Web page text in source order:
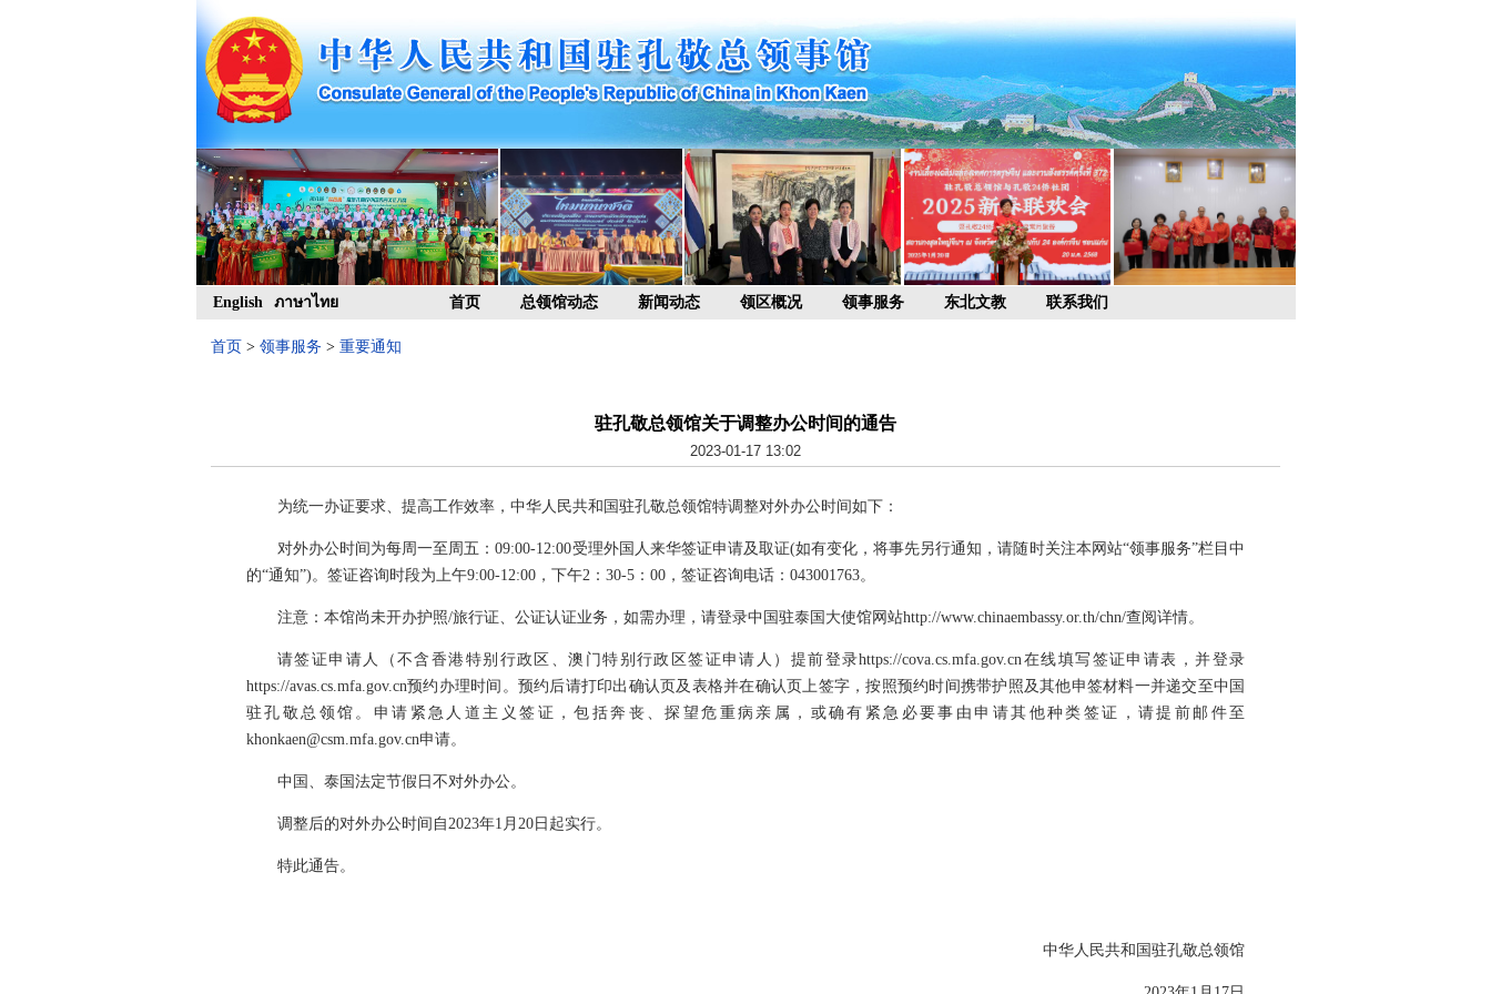
English ภาษาไทย 首页 总领馆动态 新闻动态 领区概况 领事服务 东北文教 联系我们
首页 > 领事服务 > 重要通知
驻孔敬总领馆关于调整办公时间的通告
2023-01-17 13:02
为统一办证要求、提高工作效率，中华人民共和国驻孔敬总领馆特调整对外办公时间如下：
对外办公时间为每周一至周五：09:00-12:00受理外国人来华签证申请及取证(如有变化，将事先另行通知，请随时关注本网站“领事服务”栏目中
的“通知”)。签证咨询时段为上午9:00-12:00，下午2：30-5：00，签证咨询电话：043001763。
注意：本馆尚未开办护照/旅行证、公证认证业务，如需办理，请登录中国驻泰国大使馆网站http://www.chinaembassy.or.th/chn/查阅详情。
请签证申请人（不含香港特别行政区、澳门特别行政区签证申请人）提前登录https://cova.cs.mfa.gov.cn在线填写签证申请表，并登录
https://avas.cs.mfa.gov.cn预约办理时间。预约后请打印出确认页及表格并在确认页上签字，按照预约时间携带护照及其他申签材料一并递交至中国
驻孔敬总领馆。申请紧急人道主义签证，包括奔丧、探望危重病亲属，或确有紧急必要事由申请其他种类签证，请提前邮件至
khonkaen@csm.mfa.gov.cn申请。
中国、泰国法定节假日不对外办公。
调整后的对外办公时间自2023年1月20日起实行。
特此通告。
中华人民共和国驻孔敬总领馆